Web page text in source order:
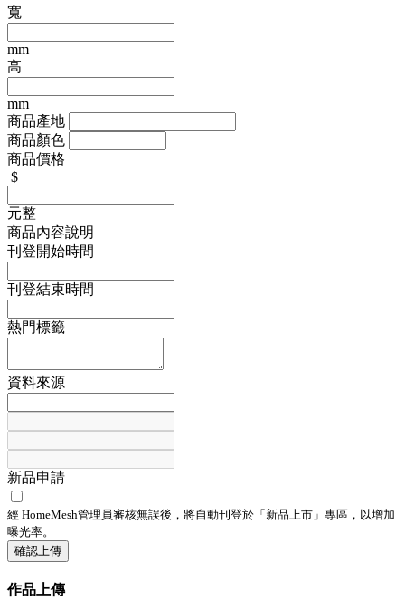
寬
mm
高
mm
商品產地
商品顏色
商品價格
$
元整
商品內容說明
刊登開始時間
刊登結束時間
熱門標籤
資料來源
新品申請
經 HomeMesh管理員審核無誤後，將自動刊登於「 新品上市 」專區，以增加
曝光率。
確認上傳
作品上傳